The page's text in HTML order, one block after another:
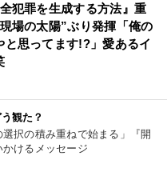
全犯罪を生成する方法』重
場の太陽”ぶり発揮「俺の
と思ってます!?」愛あるイ
観た？
選択の積み重ねで始まる」『開
けるメッセージ